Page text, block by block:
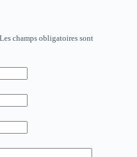
Les champs obligatoires sont